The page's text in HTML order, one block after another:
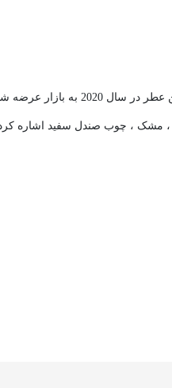
عطری مردانه – زنانه و جذاب و اغوا کننده می
، مشک ، چوب صندل سفید اشاره کرد.